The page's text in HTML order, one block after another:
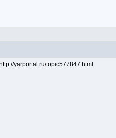
http://yarportal.ru/topic577847.html